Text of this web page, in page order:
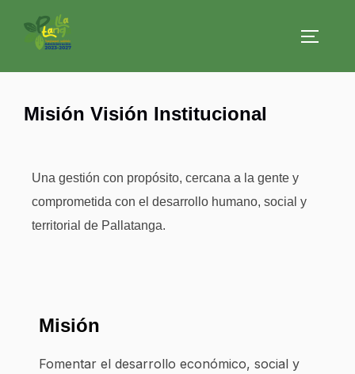
Misión Visión Institucional
Una gestión con propósito, cercana a la gente y
comprometida con el desarrollo humano, social y
territorial de Pallatanga.
Misión
Fomentar el desarrollo económico, social y